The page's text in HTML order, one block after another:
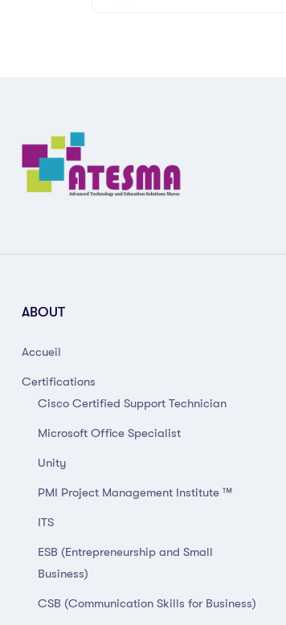
ABOUT
Accueil
Certifications
Cisco Certified Support Technician
Microsoft Office Specialist
Unity
PMI Project Management Institute ™
ITS
ESB (Entrepreneurship and Small
Business)
CSB (Communication Skills for Business)